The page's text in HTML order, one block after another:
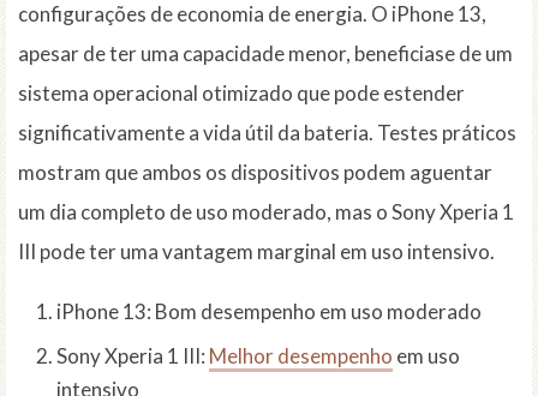
configurações de economia de energia. O iPhone 13,
apesar de ter uma capacidade menor, beneficiase de um
sistema operacional otimizado que pode estender
significativamente a vida útil da bateria. Testes práticos
mostram que ambos os dispositivos podem aguentar
um dia completo de uso moderado, mas o Sony Xperia 1
III pode ter uma vantagem marginal em uso intensivo.
iPhone 13: Bom desempenho em uso moderado
Sony Xperia 1 III: Melhor desempenho em uso
intensivo